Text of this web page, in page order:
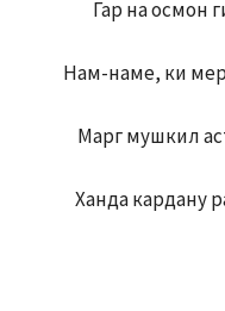
Гар на осмон
Нам-наме, ки
Марг мушкил
Ханда кардану